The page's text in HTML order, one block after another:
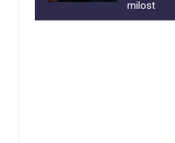
milost